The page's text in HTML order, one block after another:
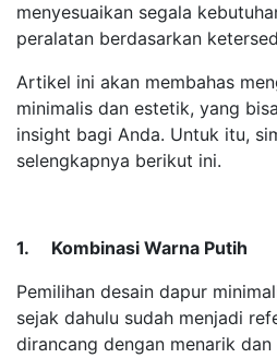
menyesuaikan segala
peralatan berdasarkan
Artikel ini akan membahas
minimalis dan estetik, yang
insight bagi Anda. Untuk itu,
selengkapnya berikut ini.
1. Kombinasi Warna Putih
Pemilihan desain dapur
sejak dahulu sudah menjadi
dirancang dengan menarik